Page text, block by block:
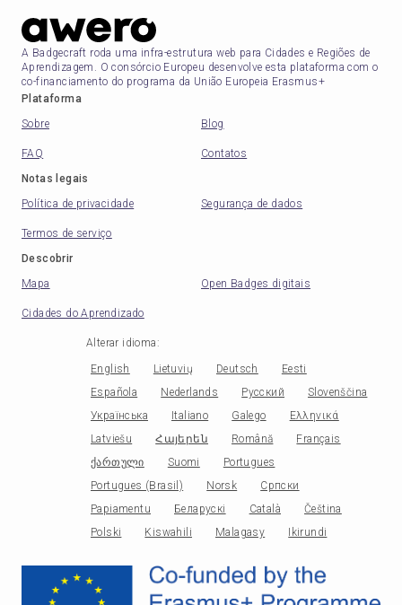
A Badgecraft roda uma infra-estrutura web para Cidades e Regiões de
Aprendizagem. O consórcio Europeu desenvolve esta plataforma com o
co-financiamento do programa da União Europeia Erasmus+
Plataforma
Sobre
Blog
FAQ
Contatos
Notas legais
Política de privacidade
Segurança de dados
Termos de serviço
Descobrir
Mapa
Open Badges digitais
Cidades do Aprendizado
Alterar idioma :
English Lietuvių Deutsch
Eesti
Española
Nederlands Русский
Slovenščina
Українська
Italiano Galego
Ελληνικά
Latviešu
Հայերեն Română
Français
ქართული
Suomi
Portugues
Portugues (Brasil)
Norsk
Српски
Papiamentu
Беларускі Català
Čeština
Polski
Kiswahili Malagasy Ikirundi